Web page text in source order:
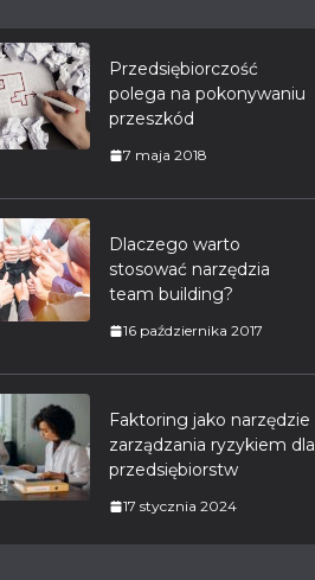
Przedsiębiorczość
polega na pokonywaniu
przeszkód
7 maja 2018
Dlaczego warto
stosować narzędzia
team building?
16 października 2017
Faktoring jako narzędzie
zarządzania ryzykiem dla
przedsiębiorstw
17 stycznia 2024